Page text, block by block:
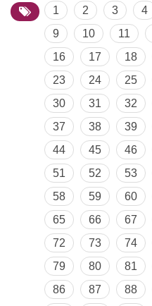
1 2 3 4
9
10 11
16
17 18
23
24 25
30
31 32
37
38 39
44
45 46
51
52 53
58
59 60
65
66 67
72
73 74
79
80 81
86
87 88